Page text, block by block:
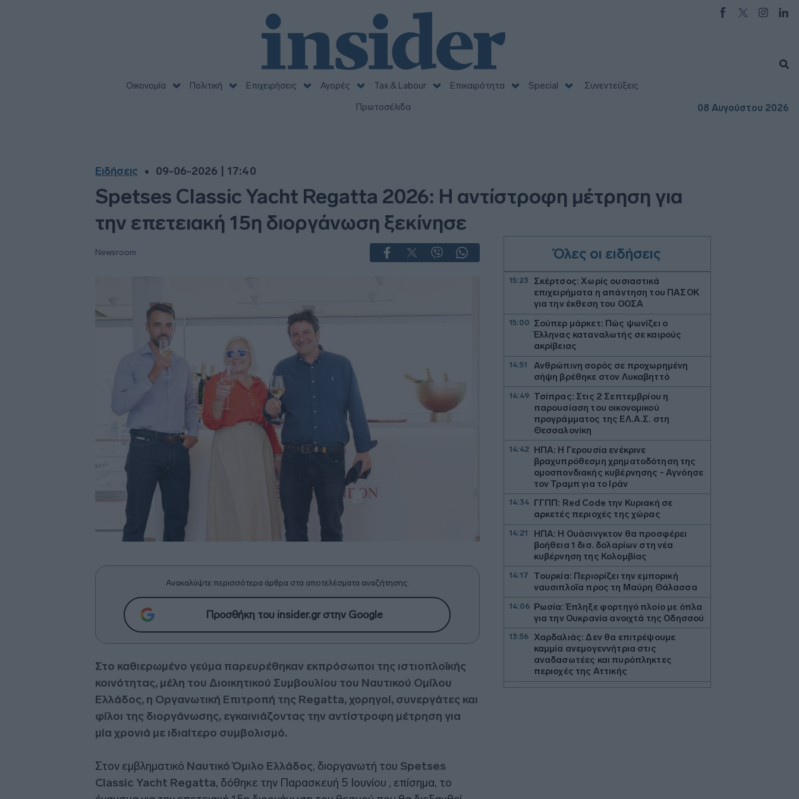
Οικονομία Πολιτική Επιχειρήσεις Αγορές Tax & Labour Επικαιρότητα Special
Συνεντεύξεις
Πρωτοσέλιδα
08 Αυγούστου 2026
Ειδήσεις 09-06-2026 | 17:40
Spetses Classic Yacht Regatta 2026: Η αντίστροφη μέτρηση για
την επετειακή 15η διοργάνωση ξεκίνησε
Newsroom
Ανακαλύψτε περισσότερα άρθρα στα αποτελέσματα αναζήτησης.
Προσθήκη του insider.gr στην Google
Στο καθιερωμένο γεύμα παρευρέθηκαν εκπρόσωποι της ιστιοπλοϊκής
κοινότητας, μέλη του Διοικητικού Συμβουλίου του Ναυτικού Ομίλου
Ελλάδος, η Οργανωτική Επιτροπή της Regatta, χορηγοί, συνεργάτες και
φίλοι της διοργάνωσης, εγκαινιάζοντας την αντίστροφη μέτρηση για
μία χρονιά με ιδιαίτερο συμβολισμό.
Στον εμβληματικό Ναυτικό Όμιλο Ελλάδος, διοργανωτή του Spetses
Classic Yacht Regatta, δόθηκε την Παρασκευή 5 Ιουνίου , επίσημα, το
Όλες οι ειδήσεις
15:23
Σκέρτσος: Χωρίς ουσιαστικά
επιχειρήματα η απάντηση του ΠΑΣΟΚ
για την έκθεση του ΟΟΣΑ
15:00 Σούπερ μάρκετ: Πώς ψωνίζει ο
Έλληνας καταναλωτής σε καιρούς
ακρίβειας
14:51
Ανθρώπινη σορός σε προχωρημένη
σήψη βρέθηκε στον Λυκαβηττό
14:49
Τσίπρας: Στις 2 Σεπτεμβρίου η
παρουσίαση του οικονομικού
προγράμματος της ΕΛ.Α.Σ. στη
Θεσσαλονίκη
14:42
ΗΠΑ: Η Γερουσία ενέκρινε
βραχυπρόθεσμη χρηματοδότηση της
ομοσπονδιακής κυβέρνησης - Αγνόησε
τον Τραμπ για το Ιράν
14:34
ΓΓΠΠ: Red Code την Κυριακή σε
αρκετές περιοχές της χώρας
14:21
ΗΠΑ: Η Ουάσινγκτον θα προσφέρει
βοήθεια 1 δισ. δολαρίων στη νέα
κυβέρνηση της Κολομβίας
14:17
Τουρκία: Περιορίζει την εμπορική
ναυσιπλοΐα προς τη Μαύρη Θάλασσα
14:06 Ρωσία: Έπληξε φορτηγό πλοίο με όπλα
για την Ουκρανία ανοιχτά της Οδησσού
13:56
Χαρδαλιάς: Δεν θα επιτρέψουμε
καμμία ανεμογεννήτρια στις
αναδασωτέες και πυρόπληκτες
περιοχές της Αττικής
13:42 Ιταλία: Όλες οι πόλεις στο υψηλότερο